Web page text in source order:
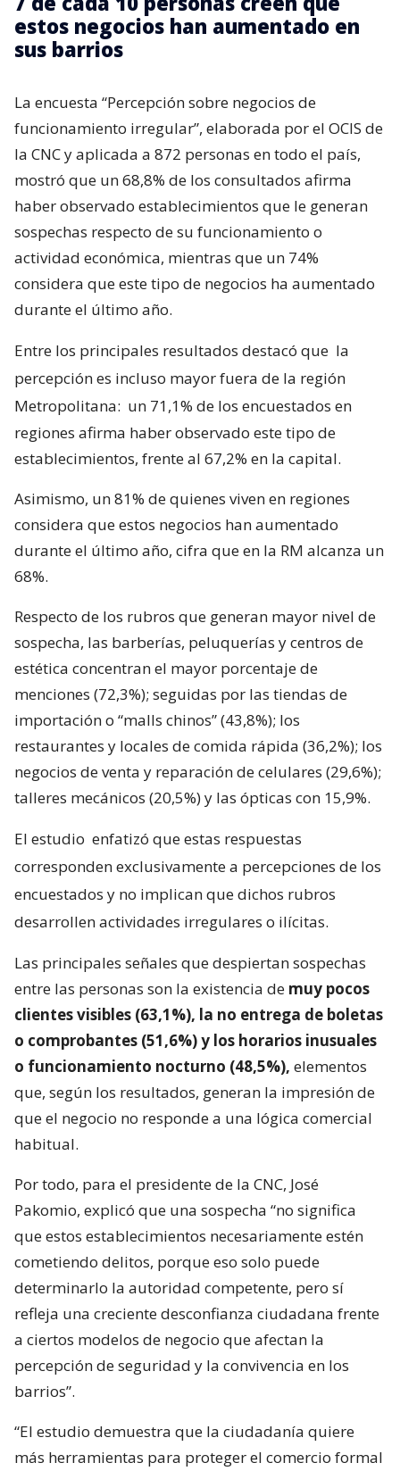
estos negocios han aumentado en
sus barrios
La encuesta “Percepción sobre negocios de
funcionamiento irregular”, elaborada por el OCIS de
la CNC y aplicada a 872 personas en todo el país,
mostró que un 68,8% de los consultados afirma
haber observado establecimientos que le generan
sospechas respecto de su funcionamiento o
actividad económica, mientras que un 74%
considera que este tipo de negocios ha aumentado
durante el último año.
Entre los principales resultados destacó que la
percepción es incluso mayor fuera de la región
Metropolitana: un 71,1% de los encuestados en
regiones afirma haber observado este tipo de
establecimientos, frente al 67,2% en la capital.
Asimismo, un 81% de quienes viven en regiones
considera que estos negocios han aumentado
durante el último año, cifra que en la RM alcanza un
68%.
Respecto de los rubros que generan mayor nivel de
sospecha, las barberías, peluquerías y centros de
estética concentran el mayor porcentaje de
menciones (72,3%); seguidas por las tiendas de
importación o “malls chinos” (43,8%); los
restaurantes y locales de comida rápida (36,2%); los
negocios de venta y reparación de celulares (29,6%);
talleres mecánicos (20,5%) y las ópticas con 15,9%.
El estudio enfatizó que estas respuestas
corresponden exclusivamente a percepciones de los
encuestados y no implican que dichos rubros
desarrollen actividades irregulares o ilícitas.
Las principales señales que despiertan sospechas
entre las personas son la existencia de muy pocos
clientes visibles (63,1%), la no entrega de boletas
o comprobantes (51,6%) y los horarios inusuales
o funcionamiento nocturno (48,5%), elementos
que, según los resultados, generan la impresión de
que el negocio no responde a una lógica comercial
habitual.
Por todo, para el presidente de la CNC, José
Pakomio, explicó que una sospecha “no significa
que estos establecimientos necesariamente estén
cometiendo delitos, porque eso solo puede
determinarlo la autoridad competente, pero sí
refleja una creciente desconfianza ciudadana frente
a ciertos modelos de negocio que afectan la
percepción de seguridad y la convivencia en los
barrios”.
“El estudio demuestra que la ciudadanía quiere
más herramientas para proteger el comercio formal